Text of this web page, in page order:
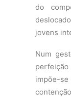
do
jovens
Num
impõe-